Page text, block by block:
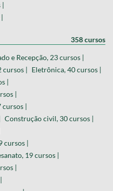
|
358 cursos
e Recepção, 23 cursos |
cursos | Eletrônica, 40 cursos |
|
|
cursos |
Construção civil, 30 cursos |
cursos |
19 cursos |
|